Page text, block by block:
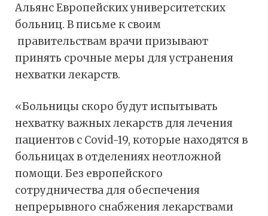
Альянс Европейских университетских
больниц. В письме к своим
правительствам врачи призывают
принять срочные меры для устранения
нехватки лекарств.
«Больницы скоро будут испытывать
нехватку важных лекарств для лечения
пациентов с Covid-19, которые находятся в
больницах в отделениях неотложной
помощи. Без европейского
сотрудничества для обеспечения
непрерывного снабжения лекарствами